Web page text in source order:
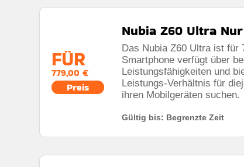
FÜR
779,00 €
Preis
Nubia Z60 Ultra
Das Nubia Z60 Ultra ist für
Smartphone verfügt über
Leistungsfähigkeiten und
Leistungs-Verhältnis für
ihren Mobilgeräten suchen.
Gültig bis: Begrenzte Zeit